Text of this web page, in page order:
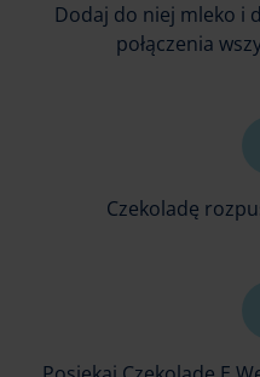
Dodaj do niej mleko i
połączenia
Czekoladę